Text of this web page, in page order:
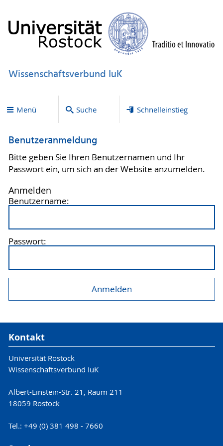
Wissenschaftsverbund IuK
Menü Suche Schnelleinstieg
Benutzeranmeldung
Bitte geben Sie Ihren Benutzernamen und Ihr
Passwort ein, um sich an der Website anzumelden.
Anmelden
Benutzername:
Passwort:
Kontakt
Universität Rostock
Wissenschaftsverbund IuK
Albert-Einstein-Str. 21, Raum 211
18059 Rostock
Tel.: +49 (0) 381 498 - 7660